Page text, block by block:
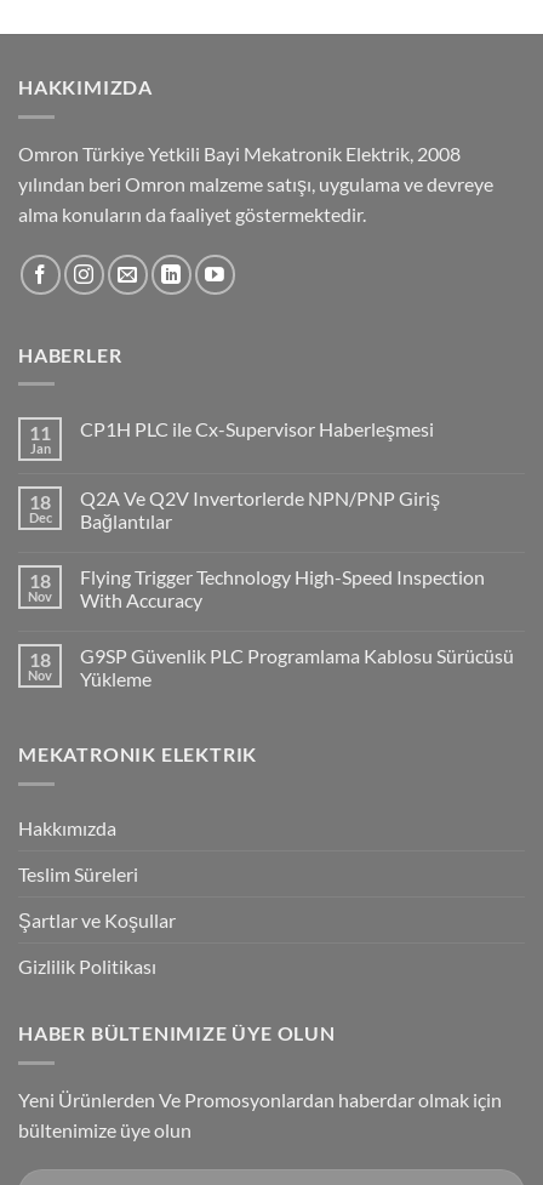
HAKKIMIZDA
Omron Türkiye Yetkili Bayi Mekatronik Elektrik, 2008
yılından beri Omron malzeme satışı, uygulama ve devreye
alma konuların da faaliyet göstermektedir.
HABERLER
11
Jan
CP1H PLC ile Cx-Supervisor Haberleşmesi
CP1H
PLC
ile
Haberleşmesi
18
Dec
Q2A Ve Q2V Invertorlerde NPN/PNP Giriş
Bağlantılar
on
Q2A
Ve
NPN/PNP
Giriş
Bağlantılar
18
Nov
Flying Trigger Technology High-Speed Inspection
With Accuracy
on
Flying
Trigger
Inspection
With
18
Nov
G9SP Güvenlik PLC Programlama Kablosu Sürücüsü
Yükleme
G9SP
Güvenlik
Sürücüsü
MEKATRONIK ELEKTRIK
Hakkımızda
Teslim Süreleri
Şartlar ve Koşullar
Gizlilik Politikası
HABER BÜLTENIMIZE ÜYE OLUN
Yeni Ürünlerden Ve Promosyonlardan haberdar olmak için
bültenimize üye olun